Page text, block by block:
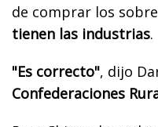
de comprar los
tienen las industrias.
"Es correcto", dijo
Confederaciones